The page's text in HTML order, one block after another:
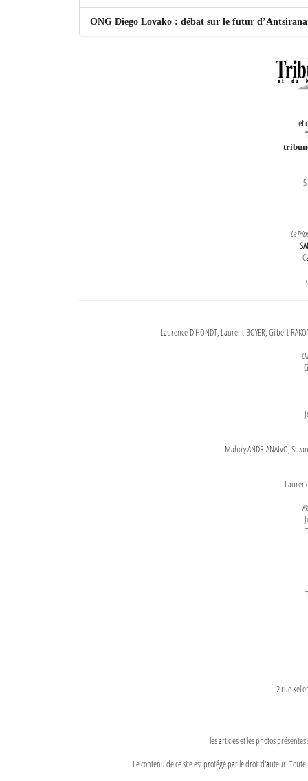
ONG Diego Lovako : débat sur le futur
et
Laurence D'HONDT, Laurent BOYER, Gilbert
Maholy ANDRIANAIVO,
2 rue
les articles et les photos
Le contenu de ce site est protégé par le droit d'auteur.